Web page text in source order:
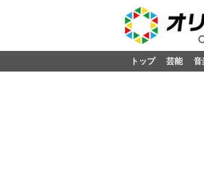
トップ 芸能 音